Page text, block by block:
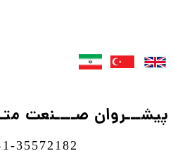
​پیشـــروان صــــنعت
35572182